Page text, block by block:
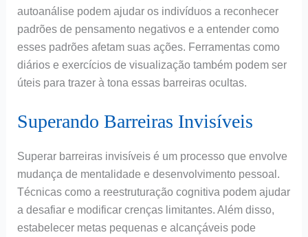
autoanálise podem ajudar os indivíduos a reconhecer
padrões de pensamento negativos e a entender como
esses padrões afetam suas ações. Ferramentas como
diários e exercícios de visualização também podem ser
úteis para trazer à tona essas barreiras ocultas.
Superando Barreiras Invisíveis
Superar barreiras invisíveis é um processo que envolve
mudança de mentalidade e desenvolvimento pessoal.
Técnicas como a reestruturação cognitiva podem ajudar
a desafiar e modificar crenças limitantes. Além disso,
estabelecer metas pequenas e alcançáveis pode